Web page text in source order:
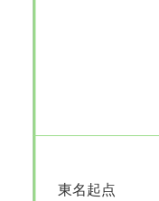
東名起点